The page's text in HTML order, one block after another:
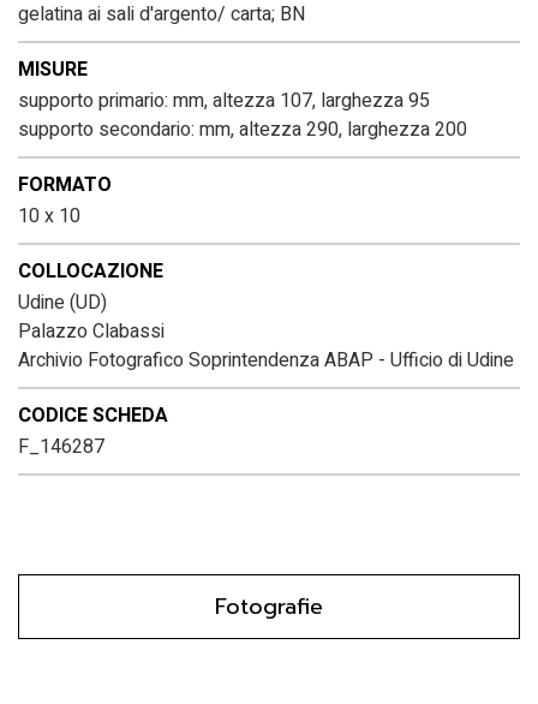
gelatina ai sali d'argento/ carta; BN
MISURE
supporto primario: mm, altezza 107, larghezza 95
supporto secondario: mm, altezza 290, larghezza 200
FORMATO
10 x 10
COLLOCAZIONE
Udine (UD)
Palazzo Clabassi
Archivio Fotografico Soprintendenza ABAP - Ufficio di Udine
CODICE SCHEDA
F_146287
Fotografie